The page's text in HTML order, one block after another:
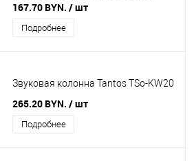
167.70 BYN. / шт
Подробнее
Звуковая колонна Tantos TSo-KW20
265.20 BYN. / шт
Подробнее